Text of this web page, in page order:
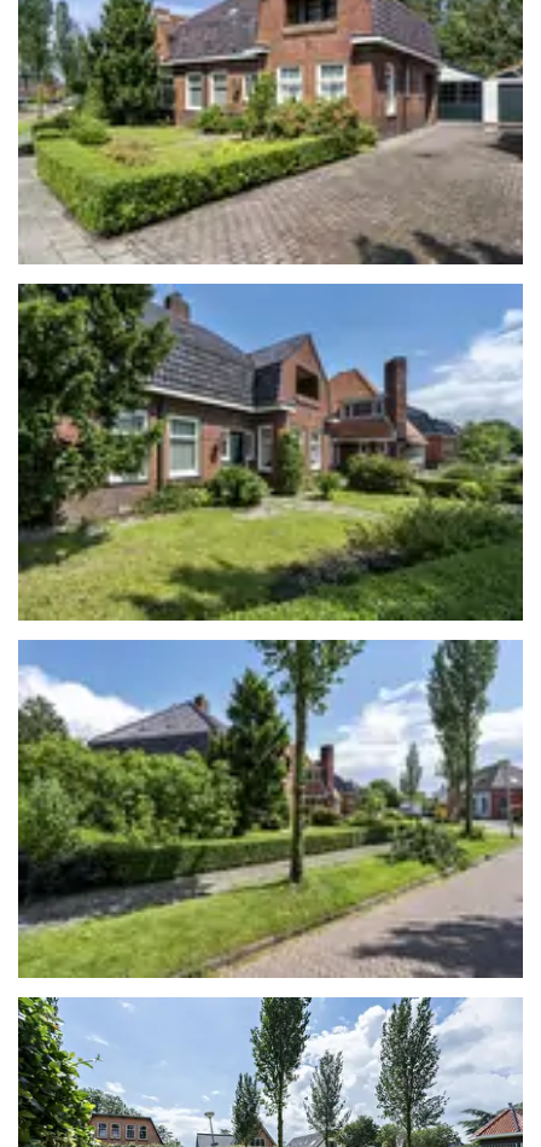
overslaan